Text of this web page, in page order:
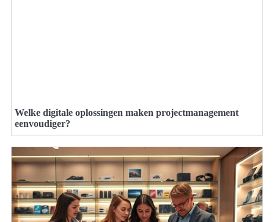
Welke digitale oplossingen maken projectmanagement
eenvoudiger?